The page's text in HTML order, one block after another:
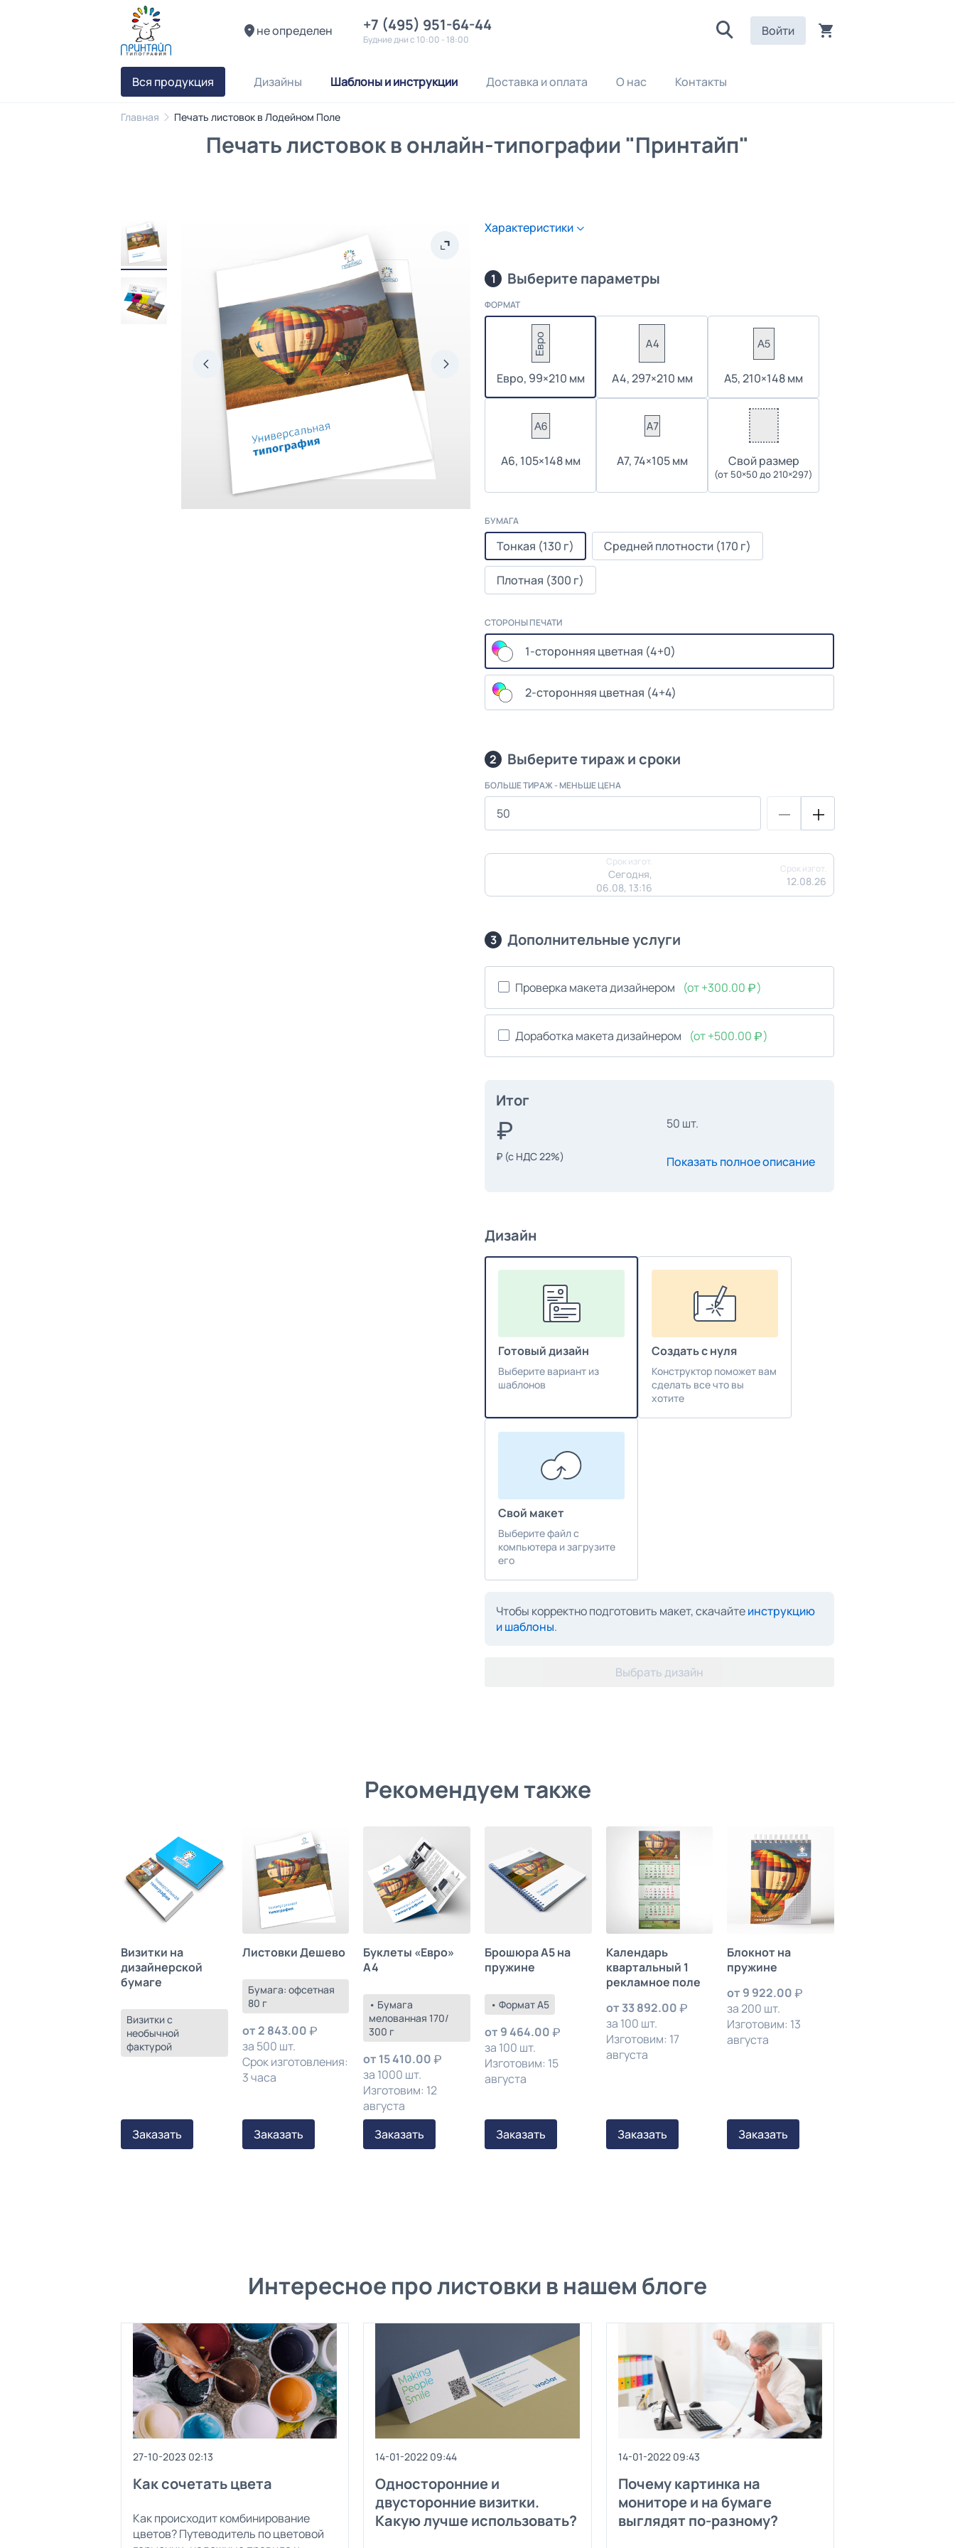
не определен +7 (495) 951-64-44
Будние дни с 10:00 - 18:00
Войти
Вся продукция Дизайны Шаблоны и инструкции Доставка и оплата О нас Контакты
Главная Печать листовок в Лодейном Поле
Печать листовок в онлайн-типографии "Принтайп"
Характеристики
1 Выберите параметры
ФОРМАТ
Евро, 99×210 мм А4, 297×210 мм А5, 210×148 мм
А6, 105×148 мм А7, 74×105 мм Cвой размер
(от 50×50 до 210×297)
БУМАГА
Тонкая (130 г) Средней плотности (170 г)
Плотная (300 г)
СТОРОНЫ ПЕЧАТИ
1-сторонняя цветная (4+0)
2-сторонняя цветная (4+4)
2 Выберите тираж и сроки
БОЛЬШЕ ТИРАЖ - МЕНЬШЕ ЦЕНА
Срок изгот.
Сегодня,
06.08, 13:16
Срок изгот.
12.08.26
3 Дополнительные услуги
Проверка макета дизайнером (от +300.00 )
Доработка макета дизайнером (от +500.00 )
Итог
₽ (с НДС 22%)
50 шт.
Показать полное описание
Дизайн
Готовый дизайн
Выберите вариант из
шаблонов
Создать с нуля
Конструктор поможет вам
сделать все что вы
хотите
Свой макет
Выберите файл с
компьютера и загрузите
его
Чтобы корректно подготовить макет, скачайтеинструкцию
и шаблоны.
Выбрать дизайн
Рекомендуем также
Визитки на
дизайнерской
бумаге
Визитки с
необычной
фактурой
Заказать
Листовки Дешево
Бумага: офсетная
80 г
от2 843.00
за 500 шт.
Срок изготовления:
3 часа
Заказать
Буклеты «Евро»
А4
• Бумага
мелованная 170/
300 г
от 15 410.00
за 1000 шт.
Изготовим: 12
августа
Заказать
Брошюра А5 на
пружине
• Формат А5
от 9 464.00
за 100 шт.
Изготовим: 15
августа
Заказать
Календарь
квартальный 1
рекламное поле
от 33 892.00
за 100 шт.
Изготовим: 17
августа
Заказать
Блокнот на
пружине
от 9 922.00
за 200 шт.
Изготовим: 13
августа
Заказать
Интересное про листовки в нашем блоге
27-10-2023 02:13
Как сочетать цвета
Как происходит комбинирование
цветов? Путеводитель по цветовой
14-01-2022 09:44
Односторонние и
двусторонние визитки.
Какую лучше использовать?
14-01-2022 09:43
Почему картинка на
мониторе и на бумаге
выглядят по-разному?